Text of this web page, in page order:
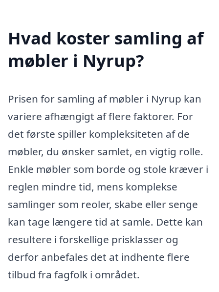
Hvad koster samling af
møbler i Nyrup?
Prisen for samling af møbler i Nyrup kan
variere afhængigt af flere faktorer. For
det første spiller kompleksiteten af de
møbler, du ønsker samlet, en vigtig rolle.
Enkle møbler som borde og stole kræver i
reglen mindre tid, mens komplekse
samlinger som reoler, skabe eller senge
kan tage længere tid at samle. Dette kan
resultere i forskellige prisklasser og
derfor anbefales det at indhente flere
tilbud fra fagfolk i området.